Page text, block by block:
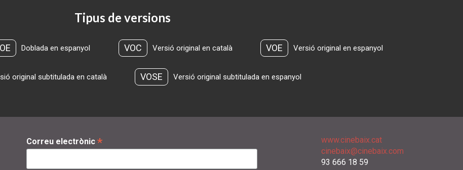
Tipus de versions
Doblada en espanyol VOC Versió original en català VOE Versió original en espanyol
original subtitulada en català VOSE Versió original subtitulada en espanyol
Correu electrònic *
www.cinebaix.cat
cinebaix@cinebaix.com
93 666 18 59